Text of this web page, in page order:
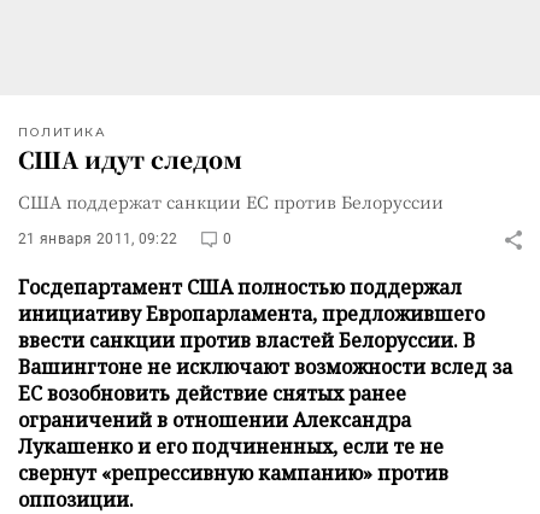
ПОЛИТИКА
США идут следом
США поддержат санкции ЕС против Белоруссии
21 января 2011, 09:22 0
Госдепартамент США полностью поддержал
инициативу Европарламента, предложившего
ввести санкции против властей Белоруссии. В
Вашингтоне не исключают возможности вслед за
ЕС возобновить действие снятых ранее
ограничений в отношении Александра
Лукашенко и его подчиненных, если те не
свернут «репрессивную кампанию» против
оппозиции.